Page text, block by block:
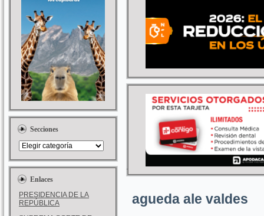
Secciones
Enlaces
PRESIDENCIA DE LA
REPÚBLICA
agueda ale valdes